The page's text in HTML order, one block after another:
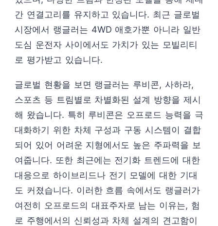
간 연결고리를 유지하고 있습니다. 최근 글로벌
시장에서 랭글러는 4WD 애호가뿐 아니라 일반
도심 운전자 사이에서도 가치가 있는 모빌리티
로 평가받고 있습니다.
글로벌 현황을 보면 랭글러는 루비콘, 사하라,
스포츠 등 트림별로 차별화된 설계 방향을 제시
해 왔습니다. 특히 루비콘은 오프로드 능력을 극
대화하기 위한 차체 구성과 구동 시스템이 결합
되어 있어 어려운 지형에서도 높은 주파력을 보
여줍니다. 또한 최근에는 전기화 트렌드에 대한
대응으로 하이브리드나 전기 모델에 대한 기대
도 커졌습니다. 이러한 흐름 속에서도 랭글러가
여전히 오프로드의 대표주자로 남는 이유는, 험
로 주행에서의 신뢰성과 차체 설계의 견고함이